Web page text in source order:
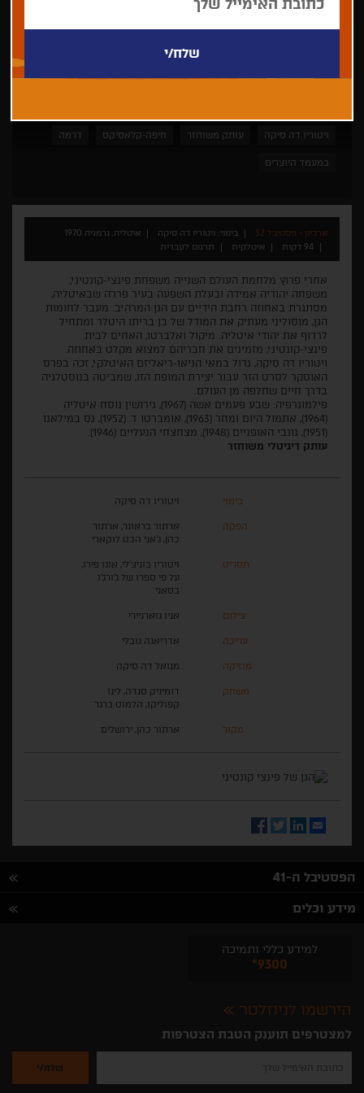
ויטוריו דה סיקה עותק משוחזר חיפה-קלאסיקס דרמה
במעמד היוצרים
ארכיון - פסטיבל 32 בימוי: ויטוריו דה סיקה
איטליה, גרמניה 1970
94 דקות
איטלקית תרגום לעברית
אחרי פרוץ מלחמת העולם השנייה משפחת פינצי-קונטיני,
משפחה יהודיה אמידה ובעלת השפעה בעיר פררה שבאיטליה,
מסתגרת באחוזה רחבת הידיים עם הגן המרהיב. מעבר לחומות
הגן, מוסוליני מעתיק את המודל של בן בריתו היטלר ומתחיל
לרדוף את יהודי איטליה. מיקול ואלברטו, האחים לבית
פינצי-קונטיני, מזמינים את חבריהם למצוא מקלט באחוזה.
ויטוריו דה סיקה, גדול במאי הניאו-ריאליזם האיטלקי, זכה בפרס
האוסקר לסרט הזר עבור יצירת המופת הזו, שמביטה בנוסטלגיה
בדרך חיים שחלפה מן העולם.
פילמוגרפיה: שבע פעמים אשה (1967), גירושין נוסח איטליה
(1964), אתמול היום ומחר (1963), אומברטו ד. (1952), נס במילאנו
(1951), גונבי האופניים (1948), מצחצחי הנעליים (1946).
עותק דיגיטלי משוחזר
בימוי ויטוריו דה סיקה
הפקה
ארתור בראונר, ארתור
כהן, ג'אני הכט לוקארי
תסריט
ויטוריו בוניצ'לי, אוגו פירו,
על פי ספרו של ג'ורג'ו
בסאני
צילום אניו גוארניירי
עריכה אדריאנה נובלי
מוזיקה מנואל דה סיקה
משחק
דומיניק סנדה, לינו
קפוליקו, הלמוט ברגר
מקור ארתור כהן, ירושלים
Email
LinkedIn
Twitter
Facebook
הפסטיבל ה-41
מידע וכלים
למידע כללי ותמיכה
*9300
הירשמו לניוזלטר
למצטרפים תוענק הטבת הצטרפות
להזין